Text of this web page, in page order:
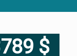
$